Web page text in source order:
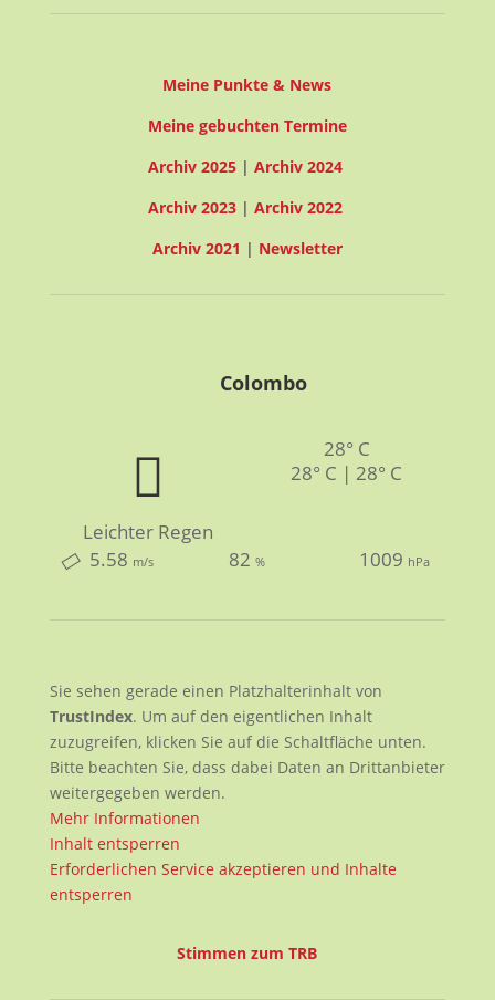
Meine Punkte & News
Meine gebuchten Termine
Archiv 2025| Archiv 2024
Archiv 2023| Archiv 2022
Archiv 2021 | Newsletter
Colombo
Leichter Regen
28° C
28° C | 28° C
5.58 m/s 82% 1009 hPa
Sie sehen gerade einen Platzhalterinhalt von
TrustIndex. Um auf den eigentlichen Inhalt
zuzugreifen, klicken Sie auf die Schaltfläche unten.
Bitte beachten Sie, dass dabei Daten an Drittanbieter
weitergegeben werden.
Mehr Informationen
Inhalt entsperren
Erforderlichen Service akzeptieren und Inhalte
entsperren
Stimmen zum TRB